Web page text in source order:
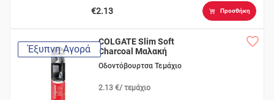
€2.13 Προσθήκη
Έξυπνη Αγορά
COLGATE Slim Soft
Charcoal Μαλακή
Οδοντόβουρτσα Τεμάχιο
2.13 €/ τεμάχιο